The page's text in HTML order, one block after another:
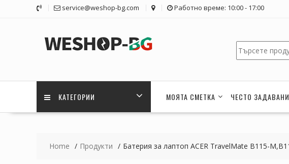
service@weshop-bg.com Работно време: 10:00 - 17:00
Търсене
КАТЕГОРИИ МОЯТА СМЕТКА ЧЕСТО
Home Продукти Батерия за лаптоп ACER TravelMate B115-